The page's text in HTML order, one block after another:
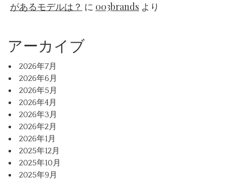
があるモデルは？ に 003brands より
アーカイブ
2026年7月
2026年6月
2026年5月
2026年4月
2026年3月
2026年2月
2026年1月
2025年12月
2025年10月
2025年9月